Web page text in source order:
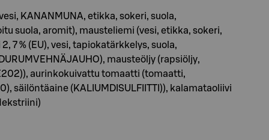
KANANMUNA, etikka, sokeri, suola,
suola, aromit), mausteliemi (vesi, etikka, sokeri,
7 % (EU), vesi, tapiokatärkkelys, suola,
mausteöljy (rapsiöljy,
aurinkokuivattu tomaatti (tomaatti,
säilöntäaine (KALIUMDISULFIITTI)), kalamataoliivi